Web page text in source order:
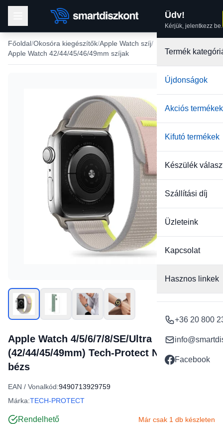
Üdv!
Kérjük, jelentkezz be.
Termék
Újdonságok
Akciós termékek
Kifutó termékek
Készülék
Szállítási díj
Üzleteink
Kapcsolat
Hasznos linkek
+36 20 800
Facebook
Főoldal Okosóra kiegészítők Apple Watch szíj
Apple Watch 42/44/45/46/49mm szíjak
Apple Watch 4/5/6/7/8/SE/Ultra
(42/44/45/49mm) Tech-Protect Nylon szíj
bézs
EAN / Vonalkód:9490713929759
Márka:TECH-PROTECT
Rendelhető Már csak 1 db készleten